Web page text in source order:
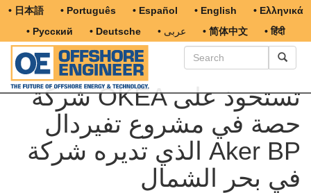
• 日本語 • Português • Español • English
• Ελληνικά
• Русский
• Deutsche • عربى • 简体中文 • हिंदी
شركة OKEA تستحوذ على
حصة في مشروع تفيردال
الذي تديره شركة Aker BP
في بحر الشمال